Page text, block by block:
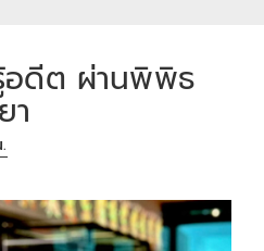
อดีต ผ่านพิพิธ